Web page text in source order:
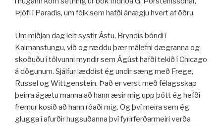
Þjófi í Paradís, um fólk sem hafði ánægju hvert af öðru.
Um miðjan dag leit systir Ástu, Bryndís bóndi í
Kalmanstungu, við og ræddu þær málefni dægranna og
skoðuðu í tölvunni myndir sem Ágúst hafði tekið í Chicago
á dögunum. Sjálfur læddist ég undir sæng með Frege,
Russel og Wittgenstein. Það er verst með félagsskap
þeirra ágætu manna að hann æsir mig upp þótt ég hefði
fremur kosið að hann róaði mig. Og því meira sem ég
glugga í afurðir hugsuðanna því fyrirferðarmeiri verða